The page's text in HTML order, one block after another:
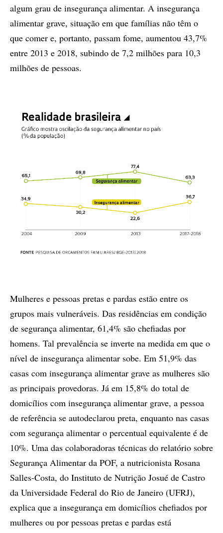
algum grau de insegurança alimentar. A insegurança
alimentar grave, situação em que famílias não têm o
que comer e, portanto, passam fome, aumentou 43,7%
entre 2013 e 2018, subindo de 7,2 milhões para 10,3
milhões de pessoas.
Mulheres e pessoas pretas e pardas estão entre os
grupos mais vulneráveis. Das residências em condição
de segurança alimentar, 61,4% são chefiadas por
homens. Tal prevalência se inverte na medida em que o
nível de insegurança alimentar sobe. Em 51,9% das
casas com insegurança alimentar grave as mulheres são
as principais provedoras. Já em 15,8% do total de
domicílios com insegurança alimentar grave, a pessoa
de referência se autodeclarou preta, enquanto nas casas
com segurança alimentar o percentual equivalente é de
10%. Uma das colaboradoras técnicas do relatório sobre
Segurança Alimentar da POF, a nutricionista Rosana
Salles-Costa, do Instituto de Nutrição Josué de Castro
da Universidade Federal do Rio de Janeiro (UFRJ),
explica que a insegurança em domicílios chefiados por
mulheres ou por pessoas pretas e pardas está